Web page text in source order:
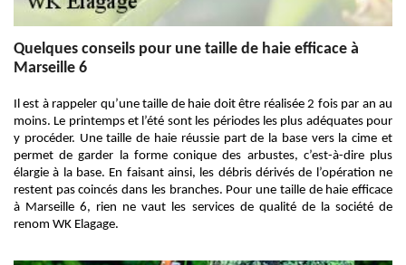
Quelques conseils pour une taille de haie efficace à
Marseille 6
Il est à rappeler qu’une taille de haie doit être réalisée 2 fois par an au
moins. Le printemps et l’été sont les périodes les plus adéquates pour
y procéder. Une taille de haie réussie part de la base vers la cime et
permet de garder la forme conique des arbustes, c’est-à-dire plus
élargie à la base. En faisant ainsi, les débris dérivés de l’opération ne
restent pas coincés dans les branches. Pour une taille de haie efficace
à Marseille 6, rien ne vaut les services de qualité de la société de
renom WK Elagage.